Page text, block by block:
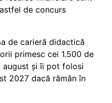
de concurs
de carieră didactică
primesc cei 1.500 de
august și îi pot folosi
2027 dacă rămân în